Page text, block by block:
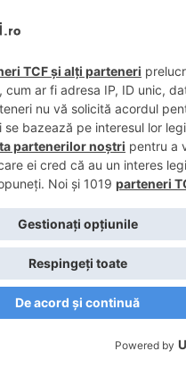
în Capitală! Doi tineri
șofer de 76 de ani!
Evenimente trafic
de grav, la Cluj!
viața pe loc!